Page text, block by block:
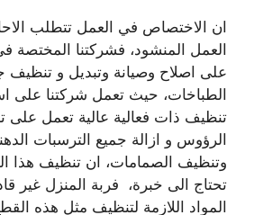
ان الاختصاص في العمل تتطلب
العمل المنشود، فشركتنا المختصة
على اصلاح وصيانة وتبديل و تنظيف
الطباخات، حيث تعمل شركتنا على
تنظيف ذات فعالية عالية تعمل على
الرؤوس و ازالة جميع الترسبات
وتنظيف الصمامات، ان تنظيف هذا
تحتاج الى خبرة، فربة المنزل غير
المواد اللازمة لتنظيف مثل هذه